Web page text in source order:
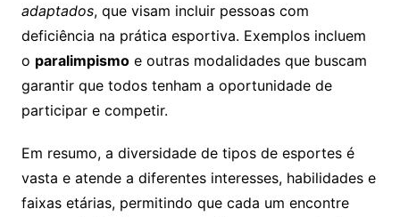
adaptados, que visam incluir pessoas com
deficiência na prática esportiva. Exemplos incluem
o paralimpismoe outras modalidades que buscam
garantir que todos tenham a oportunidade de
participar e competir.
Em resumo, a diversidade de tipos de esportes é
vasta e atende a diferentes interesses, habilidades e
faixas etárias, permitindo que cada um encontre